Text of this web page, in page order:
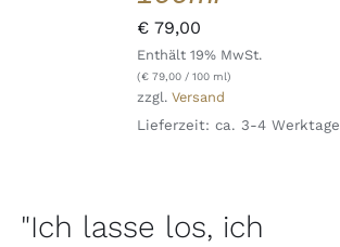
€79,00
Enthält 19% MwSt.
(€79,00/ 100 ml)
zzgl. Versand
Lieferzeit: ca. 3-4 Werktage
"Ich lasse los, ich